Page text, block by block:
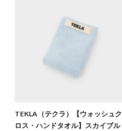
TEKLA（テクラ）【ウォッシュク
ロス・ハンドタオル】スカイブル